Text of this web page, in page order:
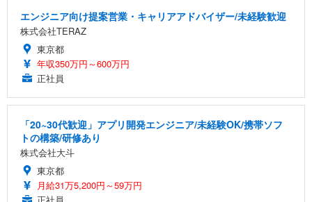
エンジニア向け提案営業・キャリアアドバイザー/未経験歓迎
株式会社TERAZ
東京都
年収350万円～600万円
正社員
「20~30代歓迎」アプリ開発エンジニア/未経験OK/携帯ソフ
トの構築/研修あり
株式会社大斗
東京都
月給31万5,200円～59万円